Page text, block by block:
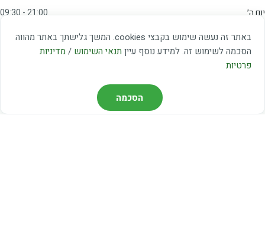
באתר זה נעשה שימוש בקבצי cookies. המשך גלישתך באתר מהווה
הסכמה לשימוש זה. למידע נוסף עיין תנאי השימוש / מדיניות
פרטיות
הסכמה
יום ה׳
09:30 - 21:00
09:00 - 15:00
שבת
20:00 - 23:00